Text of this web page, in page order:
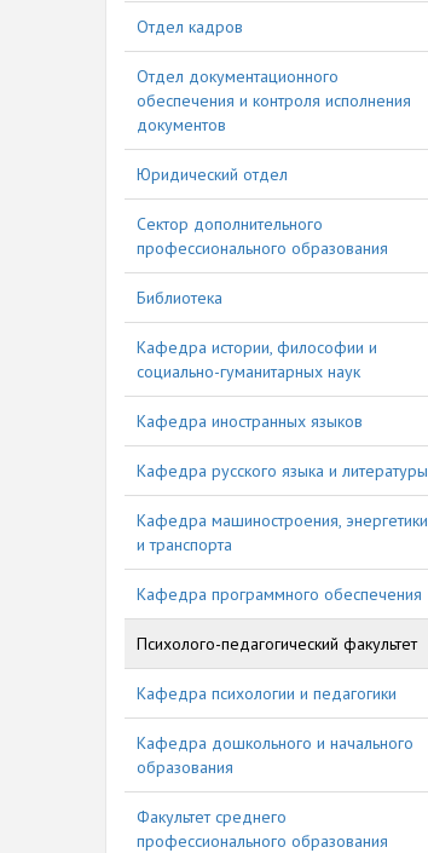
Отдел кадров
Отдел документационного
обеспечения и контроля исполнения
документов
Юридический отдел
Сектор дополнительного
профессионального образования
Библиотека
Кафедра истории, философии и
социально-гуманитарных наук
Кафедра иностранных языков
Кафедра русского языка и литературы
Кафедра машиностроения, энергетики
и транспорта
Кафедра программного обеспечения
Психолого-педагогический факультет
Кафедра психологии и педагогики
Кафедра дошкольного и начального
образования
Факультет среднего
профессионального образования